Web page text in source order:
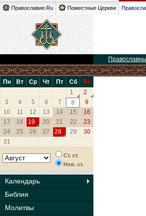
Православие.Ru Поместные Церкви
Пн Вт Ср Чт Пт Сб
Вс
1
2
3
4 5 6 7 8
9
10
11 12 13 14 15
16
17
18 19 20 21 22
23
24
25 26 27 28 29
30
31
Ст. ст.
Нов. ст.
Календарь
Библия
Молитвы